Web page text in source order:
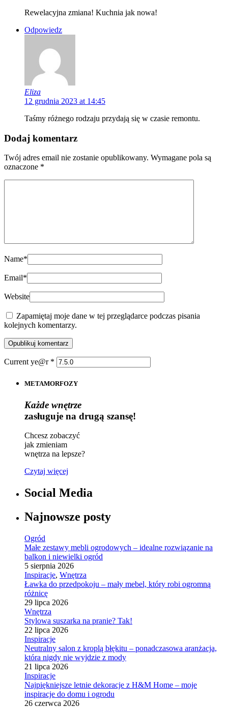
Rewelacyjna zmiana! Kuchnia jak nowa!
Odpowiedz
Eliza
12 grudnia 2023 at 14:45
Taśmy różnego rodzaju przydają się w czasie remontu.
Dodaj komentarz
Twój adres email nie zostanie opublikowany. Wymagane pola są
oznaczone *
Name*
Email*
Website
Zapamiętaj moje dane w tej przeglądarce podczas pisania
kolejnych komentarzy.
Current ye@r *
METAMORFOZY
Każde wnętrze
zasługuje na drugą szansę!
Chcesz zobaczyć
jak zmieniam
wnętrza na lepsze?
Czytaj więcej
Social Media
Najnowsze posty
Ogród
Małe zestawy mebli ogrodowych – idealne rozwiązanie na
balkon i niewielki ogród
5 sierpnia 2026
Inspiracje, Wnętrza
Ławka do przedpokoju – mały mebel, który robi ogromną
różnicę
29 lipca 2026
Wnętrza
Stylowa suszarka na pranie? Tak!
22 lipca 2026
Inspiracje
Neutralny salon z kroplą błękitu – ponadczasowa aranżacja,
która nigdy nie wyjdzie z mody
21 lipca 2026
Inspiracje
Najpiękniejsze letnie dekoracje z H&M Home – moje
inspiracje do domu i ogrodu
26 czerwca 2026